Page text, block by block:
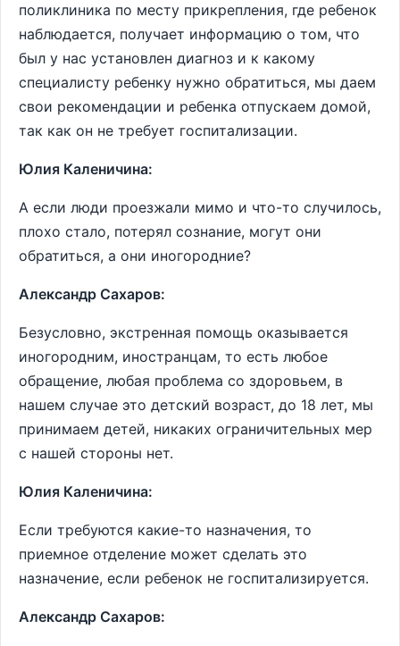
поликлиника по месту прикрепления, где ребенок
наблюдается, получает информацию о том, что
был у нас установлен диагноз и к какому
специалисту ребенку нужно обратиться, мы даем
свои рекомендации и ребенка отпускаем домой,
так как он не требует госпитализации.
Юлия Каленичина:
А если люди проезжали мимо и что-то случилось,
плохо стало, потерял сознание, могут они
обратиться, а они иногородние?
Александр Сахаров:
Безусловно, экстренная помощь оказывается
иногородним, иностранцам, то есть любое
обращение, любая проблема со здоровьем, в
нашем случае это детский возраст, до 18 лет, мы
принимаем детей, никаких ограничительных мер
с нашей стороны нет.
Юлия Каленичина:
Если требуются какие-то назначения, то
приемное отделение может сделать это
назначение, если ребенок не госпитализируется.
Александр Сахаров: